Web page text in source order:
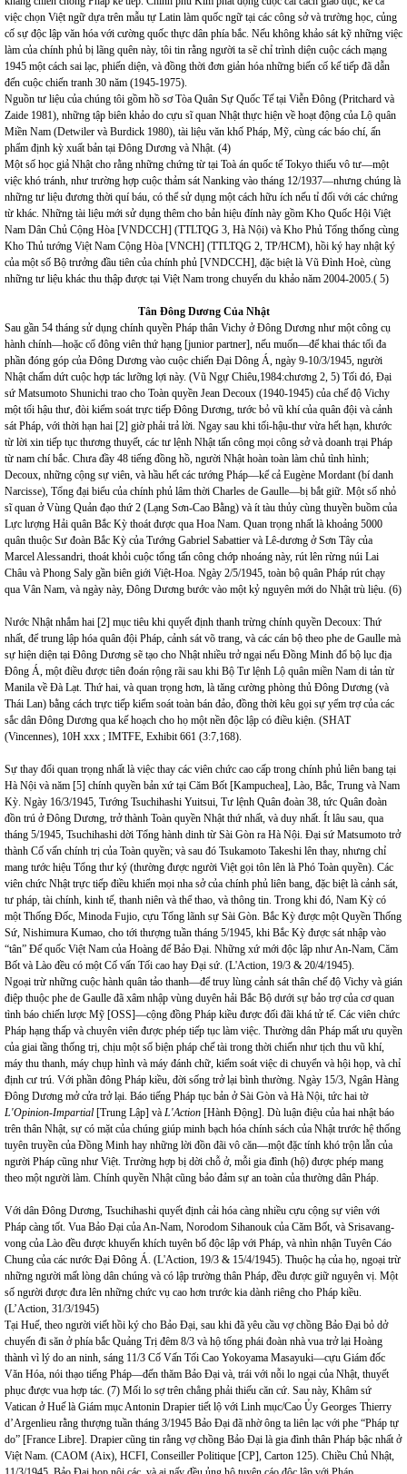
việc chọn Việt ngữ dựa trên mẫu tự Latin làm quốc ngữ tại các công sở và trường học, củng
cố sự độc lập văn hóa với cường quốc thực dân phía bắc. Nếu không khảo sát kỹ những việc
làm của chính phủ bị lãng quên này, tôi tin rằng người ta sẽ chỉ trình diện cuộc cách mạng
1945 một cách sai lạc, phiến diện, và đồng thời đơn giản hóa những biến cố kế tiếp đã dẫn
đến cuộc chiến tranh 30 năm (1945-1975).
Nguồn tư liệu của chúng tôi gồm hồ sơ Tòa Quân Sự Quốc Tế tại Viễn Đông (Pritchard và
Zaide 1981), những tập biên khảo do cựu sĩ quan Nhật thực hiện về hoạt động của Lộ quân
Miền Nam (Detwiler và Burdick 1980), tài liệu văn khố Pháp, Mỹ, cùng các báo chí, ấn
phẩm định kỳ xuất bản tại Đông Dương và Nhật. (4)
Một số học giả Nhật cho rằng những chứng từ tại Toà án quốc tế Tokyo thiếu vô tư—một
việc khó tránh, như trường hợp cuộc thảm sátNanking vào tháng 12/1937—nhưng chúng là
những tư liệu đương thời quí báu, có thể sử dụng một cách hữu ích nếu tỉ đối với các chứng
từ khác. Những tài liệu mới sử dụng thêm cho bản hiệu đính này gồm Kho Quốc Hội Việt
Nam Dân Chủ Cộng Hòa [VNDCCH] (TTLTQG 3, Hà Nội) và Kho Phủ Tổng thống cùng
Kho Thủ tướng Việt Nam Cộng Hòa [VNCH] (TTLTQG 2, TP/HCM), hồi ký hay nhật ký
của một số Bộ trưởng đầu tiên của chính phủ [VNDCCH], đặc biệt là Vũ Đình Hoè, cùng
những tư liệu khác thu thập được tại Việt Nam trong chuyến du khảo năm 2004-2005.( 5)
Tân Đông Dương Của Nhật
Sau gần 54 tháng sử dụng chính quyền Pháp thân Vichy ở Đông Dương như một công cụ
hành chính—hoặc cổ đông viên thứ hạng [junior partner], nếu muốn—để khai thác tối đa
phần đóng góp của Đông Dương vào cuộc chiến Đại Dông Á, ngày 9-10/3/1945, người
Nhật chấm dứt cuộc hợp tác lưỡng lợi này. (Vũ Ngự Chiêu,1984:chương 2, 5) Tối đó, Đại
sứ Matsumoto Shunichi trao cho Toàn quyền Jean Decoux (1940-1945) của chế độ Vichy
một tối hậu thư, đòi kiểm soát trực tiếp Đông Dương, tước bỏ vũ khí của quân đội và cảnh
sát Pháp, với thời hạn hai [2] giờ phải trả lời. Ngay sau khi tối-hậu-thư vừa hết hạn, khước
từ lời xin tiếp tục thương thuyết, các tư lệnh Nhật tấn công mọi công sở và doanh trại Pháp
từ nam chí bắc. Chưa đầy 48 tiếng đồng hồ, người Nhật hoàn toàn làm chủ tình hình;
Decoux, những cộng sự viên, và hầu hết các tướng Pháp—kể cả Eugène Mordant (bí danh
Narcisse), Tổng đại biểu của chính phủ lâm thời Charles de Gaulle—bị bắt giữ. Một số nhỏ
sĩ quan ở Vùng Quản đạo thứ 2 (Lạng Sơn-Cao Bằng) và ít tàu thủy cùng thuyền buồm của
Lực lượng Hải quân Bắc Kỳ thoát được qua Hoa Nam. Quan trọng nhất là khoảng 5000
quân thuộc Sư đoàn Bắc Kỳ của Tướng Gabriel Sabattier và Lê-dương ở Sơn Tây của
Marcel Alessandri, thoát khỏi cuộc tổng tấn công chớp nhoáng này, rút lên rừng núi Lai
Châu và Phong Saly gần biên giới Việt-Hoa. Ngày 2/5/1945, toàn bộ quân Pháp rút chạy
qua Vân Nam, và ngày này, Đông Dương bước vào một kỷ nguyên mới do Nhật trù liệu. (6)
Nước Nhật nhắm hai [2] mục tiêu khi quyết định thanh trừng chính quyền Decoux: Thứ
nhất, để trung lập hóa quân đội Pháp, cảnh sát võ trang, và các cán bộ theo phe de Gaulle mà
sự hiện diện tại Đông Dương sẽ tạo cho Nhật nhiều trở ngại nếu Đồng Minh đổ bộ lục địa
Đông Á, một điều được tiên đoán rộng rãi sau khi Bộ Tư lệnh Lộ quân miền Nam di tản từ
Manila về Đà Lạt. Thứ hai, và quan trọng hơn, là tăng cường phòng thủ Đông Dương (và
Thái Lan) bằng cách trực tiếp kiểm soát toàn bán đảo, đồng thời kêu gọi sự yểm trợ của các
sắc dân Đông Dương qua kế hoạch cho họ một nền độc lập có điều kiện. (SHAT
(Vincennes), 10H xxx ; IMTFE, Exhibit 661 (3:7,168).
Sự thay đổi quan trọng nhất là việc thay các viên chức cao cấp trong chính phủ liên bang tại
Hà Nội và năm [5] chính quyền bản xứ tại Căm Bốt [Kampuchea], Lào, Bắc, Trung và Nam
Kỳ. Ngày 16/3/1945, Tướng Tsuchihashi Yuitsui, Tư lệnh Quân đoàn 38, tức Quân đoàn
đồn trú ở Đông Dương, trở thành Toàn quyền Nhật thứ nhất, và duy nhất. Ít lâu sau, qua
tháng 5/1945, Tsuchihashi dời Tổng hành dinh từ Sài Gòn ra Hà Nội. Đại sứ Matsumoto trở
thành Cố vấn chính trị của Toàn quyền; và sau đó Tsukamoto Takeshi lên thay, nhưng chỉ
mang tước hiệu Tổng thư ký (thường được người Việt gọi tôn lên là Phó Toàn quyền). Các
viên chức Nhật trực tiếp điều khiển mọi nha sở của chính phủ liên bang, đặc biệt là cảnh sát,
tư pháp, tài chính, kinh tế, thanh niên và thể thao, và thông tin. Trong khi đó, Nam Kỳ có
một Thống Đốc, Minoda Fujio, cựu Tổng lãnh sự Sài Gòn. Bắc Kỳ được một Quyền Thống
Sứ, Nishimura Kumao, cho tới thượng tuần tháng 5/1945, khi Bắc Kỳ được sát nhập vào
“tân” Đế quốc Việt Nam của Hoàng đế Bảo Đại. Những xứ mới độc lập như An-Nam, Căm
Bốt và Lào đều có một Cố vấn Tối cao hay Đại sứ. (L'Action, 19/3 & 20/4/1945).
Ngoại trừ những cuộc hành quân tảo thanh—để truy lùng cảnh sát thân chế độ Vichy và gián
điệp thuộc phe de Gaulle đã xâm nhập vùng duyên hải Bắc Bộ dưới sự bảo trợ của cơ quan
tình báo chiến lược Mỹ [OSS]—cộng đồng Pháp kiều được đối đãi khá tử tế. Các viên chức
Pháp hạng thấp và chuyên viên được phép tiếp tục làm việc. Thường dân Pháp mất ưu quyền
của giai tầng thống trị, chịu một số biện pháp chế tài trong thời chiến như tịch thu vũ khí,
máy thu thanh, máy chụp hình và máy đánh chữ, kiểm soát việc di chuyển và hội họp, và chỉ
định cư trú. Với phần đông Pháp kiều, đời sống trở lại bình thường. Ngày 15/3, Ngân Hàng
Đông Dương mở cửa trở lại. Báo tiếng Pháp tục bản ở Sài Gòn và Hà Nội, tức hai tờ
L'Opinion-Impartial [Trung Lập] và L'Action [Hành Động]. Dù luận điệu của hai nhật báo
trên thân Nhật, sự có mặt của chúng giúp minh bạch hóa chính sách của Nhật trước hệ thống
tuyên truyền của Đồng Minh hay những lời đồn đãi vô căn—một đặc tính khó trộn lẫn của
người Pháp cũng như Việt. Trường hợp bị dời chỗ ở, mỗi gia đình (hộ) được phép mang
theo một người làm. Chính quyền Nhật cũng bảo đảm sự an toàn của thường dân Pháp.
Với dân Đông Dương, Tsuchihashi quyết định cải hóa càng nhiều cựu cộng sự viên với
Pháp càng tốt. Vua Bảo Đại của An-Nam, Norodom Sihanouk của Căm Bốt, và Srisavang-
vong của Lào đều được khuyến khích tuyên bố độc lập với Pháp, và nhìn nhận Tuyên Cáo
Chung của các nước Đại Đông Á. (L'Action, 19/3 & 15/4/1945). Thuộc hạ của họ, ngoại trừ
những người mất lòng dân chúng và có lập trường thân Pháp, đều được giữ nguyên vị. Một
số người được đưa lên những chức vụ cao hơn trước kia dành riêng cho Pháp kiều.
(L’Action, 31/3/1945)
Tại Huế, theo người viết hồi ký cho Bảo Đại, sau khi đã yêu cầu vợ chồng Bảo Đại bỏ dở
chuyến đi săn ở phía bắc Quảng Trị đêm 8/3 và hộ tống phái đoàn nhà vua trở lại Hoàng
thành vì lý do an ninh, sáng 11/3 Cố Vấn Tối Cao Yokoyama Masayuki—cựu Giám đốc
Văn Hóa, nói thạo tiếng Pháp—đến thăm Bảo Đại và, trái với nỗi lo ngại của Nhật, thuyết
phục được vua hợp tác. (7) Mối lo sợ trên chẳng phải thiếu căn cứ. Sau này, Khâm sứ
Vatican ở Huế là Giám mục Antonin Drapier tiết lộ với Linh mục/Cao Ủy Georges Thierry
d’Argenlieu rằng thượng tuần tháng 3/1945 Bảo Đại đã nhờ ông ta liên lạc với phe “Pháp tự
do” [France Libre]. Drapier cũng tin rằng vợ chồng Bảo Đại là gia đình thân Pháp bậc nhất ở
ViệtNam. (CAOM (Aix), HCFI, Conseiller Politique [CP], Carton 125). Chiều Chủ Nhật,